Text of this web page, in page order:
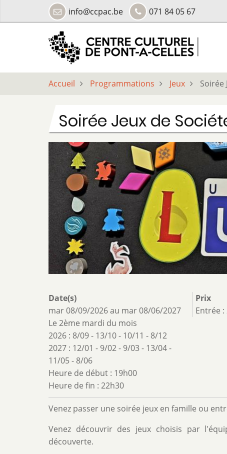
info@ccpac.be 071 84 05 67
Accueil Programmations Jeux Soirée
Soirée Jeux de
Date(s)
mar 08/09/2026au mar 08/06/2027
Le 2ème mardi du mois
2026 : 8/09 - 13/10 - 10/11 - 8/12
2027 : 12/01 - 9/02 - 9/03 - 13/04 -
11/05 - 8/06
Heure de début : 19h00
Heure de fin : 22h30
Prix
Entrée :
Venez passer une soirée jeux en famille ou
Venez découvrir des jeux choisis par
découverte.